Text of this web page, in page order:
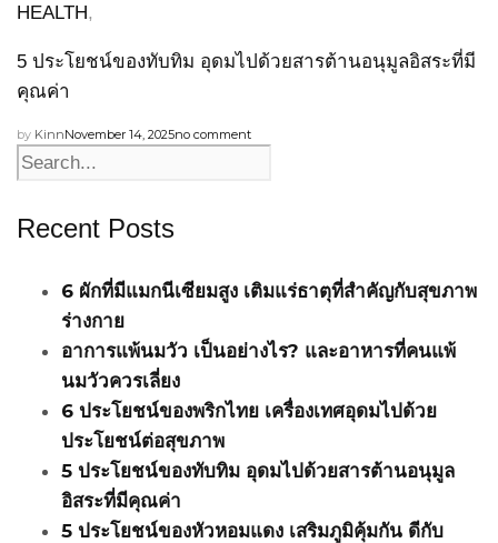
HEALTH,
5 ประโยชน์ของทับทิม อุดมไปด้วยสารต้านอนุมูลอิสระที่มี
คุณค่า
by KinnNovember 14, 2025no comment
Recent Posts
6 ผักที่มีแมกนีเซียมสูง เติมแร่ธาตุที่สำคัญกับสุขภาพ
ร่างกาย
อาการแพ้นมวัว เป็นอย่างไร? และอาหารที่คนแพ้
นมวัวควรเลี่ยง
6 ประโยชน์ของพริกไทย เครื่องเทศอุดมไปด้วย
ประโยชน์ต่อสุขภาพ
5 ประโยชน์ของทับทิม อุดมไปด้วยสารต้านอนุมูล
อิสระที่มีคุณค่า
5 ประโยชน์ของหัวหอมแดง เสริมภูมิคุ้มกัน ดีกับ